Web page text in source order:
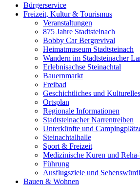
Bürgerservice
Freizeit, Kultur & Tourismus
Veranstaltungen
875 Jahre Stadtsteinach
Bobby Car Bergrevival
Heimatmuseum Stadtsteinach
Wandern im Stadtsteinacher
Erlebnisachse Steinachtal
Bauernmarkt
Freibad
Geschichtliches und Kulturelles
Ortsplan
Regionale Informationen
Stadtsteinacher Narrentreiben
Unterkünfte und
Steinachtalhalle
Sport & Freizeit
Medizinische Kuren und
Führung
Ausflugsziele und
Bauen & Wohnen